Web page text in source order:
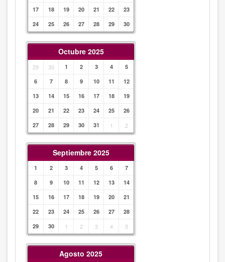
17
18 19 20 21 22
23
24
25 26 27 28 29 30
Octubre 2025
29 30 1 2 3 4
5
6
7 8 9 10 11
12
13
14 15 16 17 18
19
20
21 22 23 24 25
26
27
28 29 30 31 1 2
Septiembre 2025
1 2 3 4 5 6
7
8
9 10 11 12 13
14
15
16 17 18 19 20
21
22
23 24 25 26 27
28
29
30 1 2 3 4 5
Agosto 2025